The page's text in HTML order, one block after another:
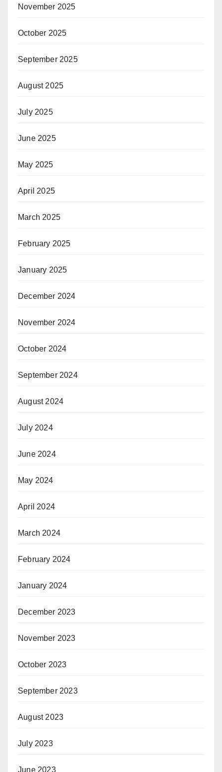
November 2025
October 2025
September 2025
August 2025
July 2025
June 2025
May 2025
April 2025
March 2025
February 2025
January 2025
December 2024
November 2024
October 2024
September 2024
August 2024
July 2024
June 2024
May 2024
April 2024
March 2024
February 2024
January 2024
December 2023
November 2023
October 2023
September 2023
August 2023
July 2023
June 2023